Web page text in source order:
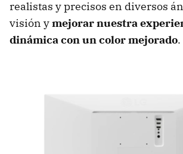
realistas y precisos en diversos
visión ymejorar nuestra
dinámica con un color mejorado.